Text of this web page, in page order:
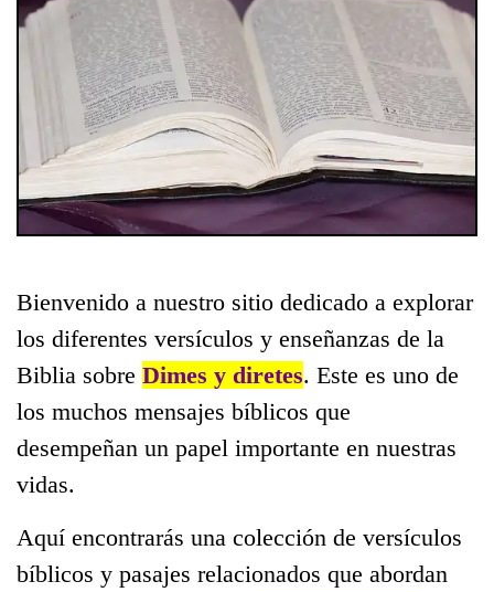
Bienvenido a nuestro sitio dedicado a explorar
los diferentes versículos y enseñanzas de la
Biblia sobre Dimes y diretes. Este es uno de
los muchos mensajes bíblicos que
desempeñan un papel importante en nuestras
vidas.
Aquí encontrarás una colección de versículos
bíblicos y pasajes relacionados que abordan